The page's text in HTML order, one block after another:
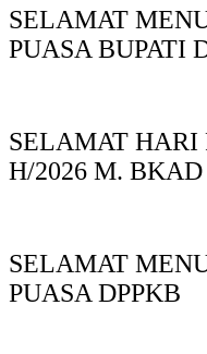
SELAMAT
PUASA BUPATI
SELAMAT HARI
H/2026 M.
SELAMAT
PUASA DPPKB